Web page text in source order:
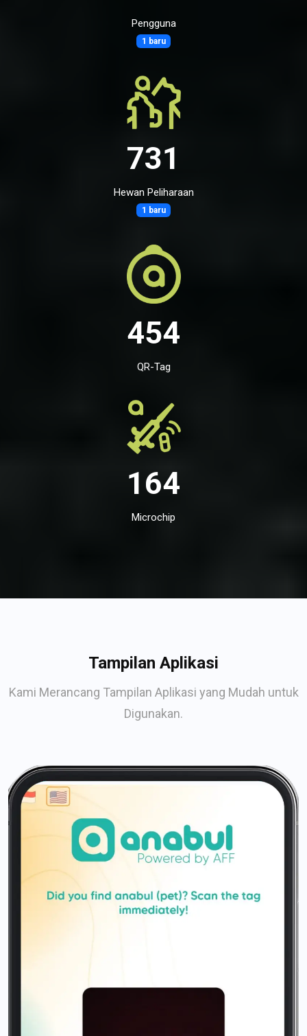
Pengguna
1 baru
731
Hewan Peliharaan
1 baru
454
QR-Tag
164
Microchip
Tampilan Aplikasi
Kami Merancang Tampilan Aplikasi yang Mudah untuk
Digunakan.